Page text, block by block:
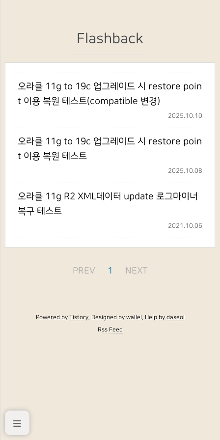
Flashback
오라클 11g to 19c 업그레이드 시 restore poin
t 이용 복원 테스트(compatible 변경)
2025.10.10
오라클 11g to 19c 업그레이드 시 restore poin
t 이용 복원 테스트
2025.10.08
오라클 11g R2 XML데이터 update 로그마이너
복구 테스트
2021.10.06
PREV 1 NEXT
Powered byTistory, Designed bywallel, Help bydaseol
Rss Feed